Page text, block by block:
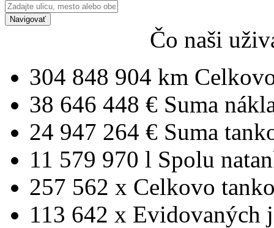
Navigovať
Čo naši
304 848 904 km
38 646 448 € Suma
24 947 264 € Suma
11 579 970 l Spolu
257 562 x Celkovo
113 642 x Evidovaných